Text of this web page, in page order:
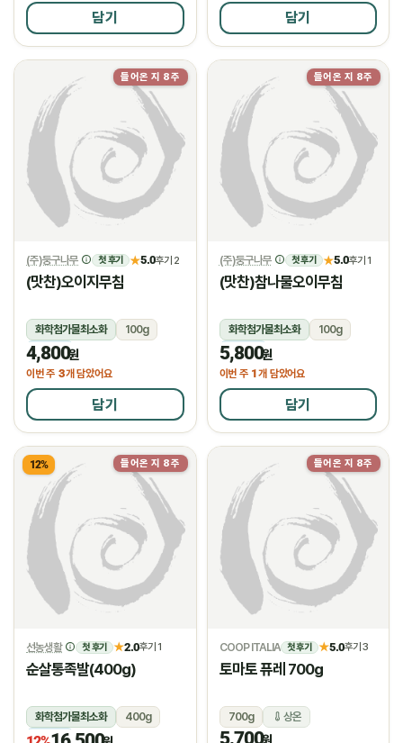
담기 담기
들어온 지 8주
(주)둥구나무 첫 후기 ★5.0후기 2
(맛찬)오이지무침
화학첨가물최소화
100g
냉장
4,800원
이번 주 3개 담았어요
담기
들어온 지 8주
(주)둥구나무 첫 후기 ★5.0후기 1
(맛찬)참나물오이무침
화학첨가물최소화
100g
냉장
5,800원
이번 주 1개 담았어요
담기
들어온 지 8주
12%
선농생활 첫 후기 ★2.0후기 1
순살통족발(400g)
화학첨가물최소화
400g
냉장
들어온 지 8주
COOP ITALIA 첫 후기 ★5.0후기 3
토마토 퓨레 700g
700g 상온
5,700원